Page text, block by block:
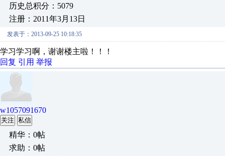
历史总积分：5079
注册：2011年3月13日
发表于：2013-09-25 10:18:35
学习学习啊，谢谢楼主啦！！！
回复 引用 举报
w1057091670
关注 私信
精华：0帖
求助：0帖